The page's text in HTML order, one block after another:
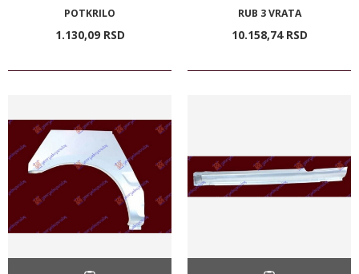
POTKRILO
1.130,09 RSD
RUB 3 VRATA
10.158,74 RSD